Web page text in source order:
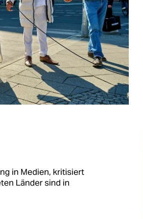
in Medien, kritisiert
Länder sind in